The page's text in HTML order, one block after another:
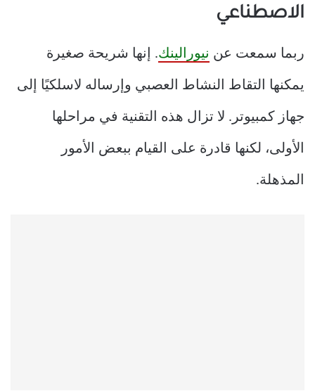
الاصطناعي
ربما سمعت عن نيورالينك. إنها شريحة صغيرة
يمكنها التقاط النشاط العصبي وإرساله لاسلكيًا إلى
جهاز كمبيوتر. لا تزال هذه التقنية في مراحلها
الأولى، لكنها قادرة على القيام ببعض الأمور
المذهلة.